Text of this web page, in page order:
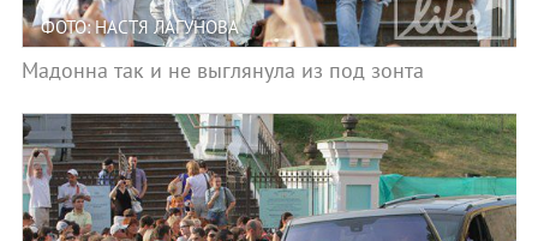
ФОТО: НАСТЯ ЛАГУНОВА
Мадонна так и не выглянула из под зонта